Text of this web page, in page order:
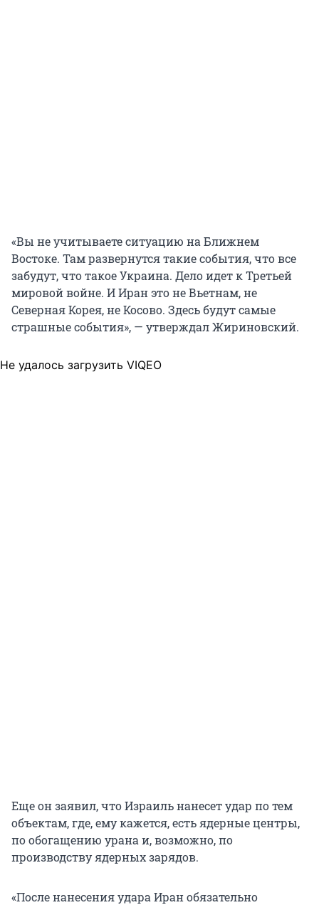
«Вы не учитываете ситуацию на Ближнем
Востоке. Там развернутся такие события, что все
забудут, что такое Украина. Дело идет к Третьей
мировой войне. И Иран это не Вьетнам, не
Северная Корея, не Косово. Здесь будут самые
страшные события», — утверждал Жириновский.
Не удалось загрузить VIQEO
Еще он заявил, что Израиль нанесет удар по тем
объектам, где, ему кажется, есть ядерные центры,
по обогащению урана и, возможно, по
производству ядерных зарядов.
«После нанесения удара Иран обязательно